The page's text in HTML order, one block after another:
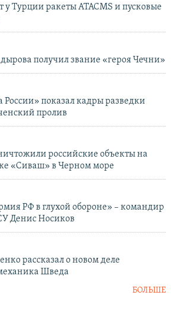
у Турции ракеты ATACMS и пусковые
получил звание «героя Чечни»
России» показал кадры разведки
пролив
российские объекты на
«Сиваш» в Черном море
РФ в глухой обороне» – командир
Денис Носиков
рассказал о новом деле
Шведа
БОЛЬШЕ